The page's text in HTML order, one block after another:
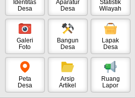
Identitas
Desa
Aparatur
Desa
Statistik
Wilayah
Galeri
Foto
Bangun
Desa
Lapak
Desa
Peta
Desa
Arsip
Artikel
Ruang
Lapor